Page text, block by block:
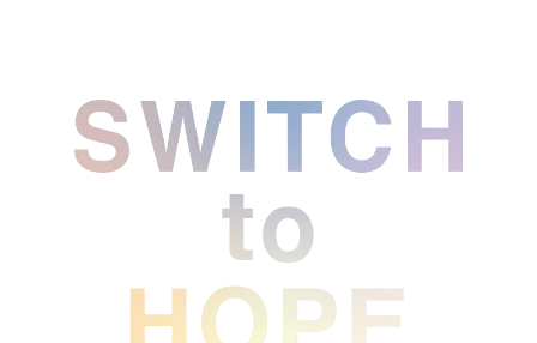
プレスルーム